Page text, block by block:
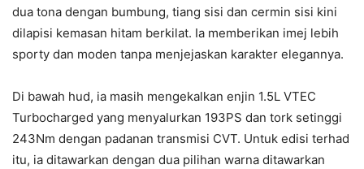
dua tona dengan bumbung, tiang sisi dan cermin sisi kini
dilapisi kemasan hitam berkilat. Ia memberikan imej lebih
sporty dan moden tanpa menjejaskan karakter elegannya.
Di bawah hud, ia masih mengekalkan enjin 1.5L VTEC
Turbocharged yang menyalurkan 193PS dan tork setinggi
243Nm dengan padanan transmisi CVT. Untuk edisi terhad
itu, ia ditawarkan dengan dua pilihan warna ditawarkan